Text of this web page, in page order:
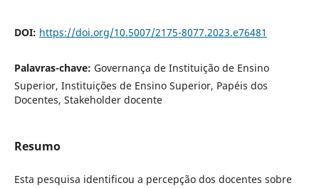
DOI: https://doi.org/10.5007/2175-8077.2023.e76481
Palavras-chave: Governança de Instituição de Ensino
Superior, Instituições de Ensino Superior, Papéis dos
Docentes, Stakeholder docente
Resumo
Esta pesquisa identificou a percepção dos docentes sobre